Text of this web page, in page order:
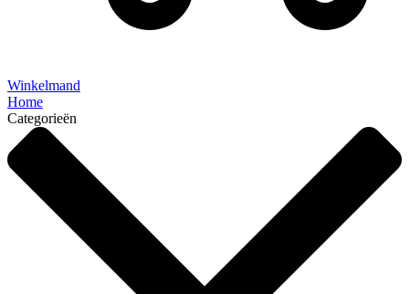
Winkelmand
Home
Categorieën